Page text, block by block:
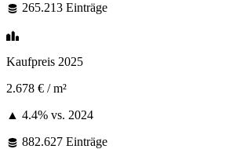
265.213 Einträge
Kaufpreis 2025
2.678 € / m²
▲ 4.4% vs. 2024
882.627 Einträge